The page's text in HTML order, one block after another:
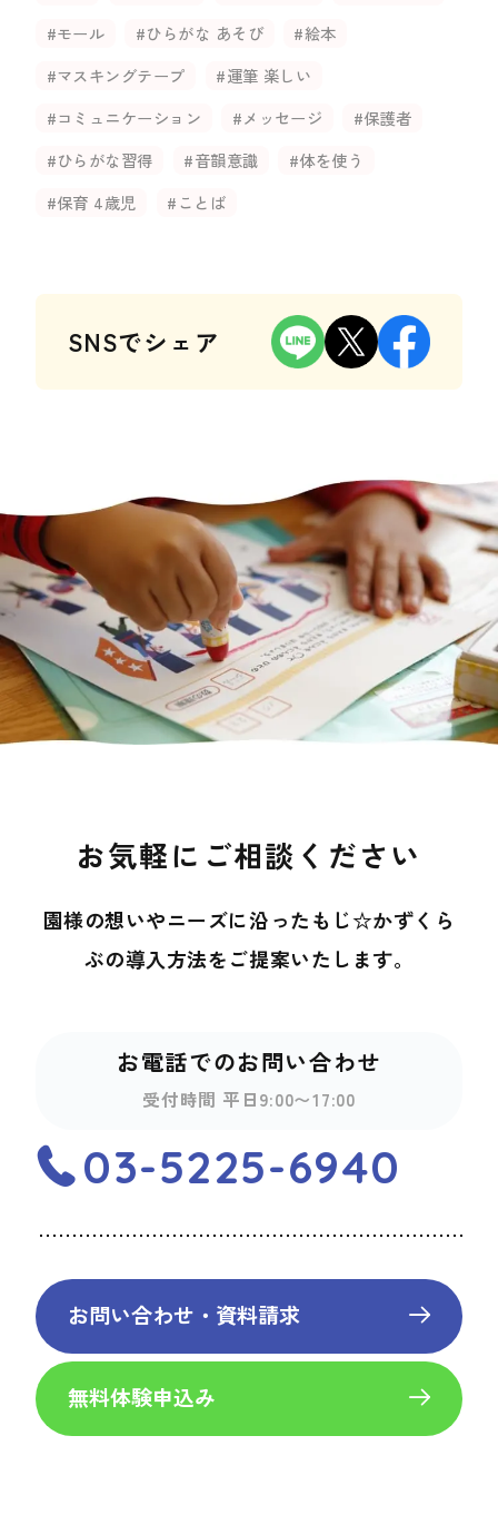
#モール
#ひらがな あそび
#絵本
#マスキングテープ
#運筆 楽しい
#コミュニケーション
#メッセージ
#保護者
#ひらがな習得
#音韻意識
#体を使う
#保育 4歳児
#ことば
SNSでシェア
お気軽にご相談ください
園様の想いやニーズに沿ったもじ☆かずくら
ぶの導入方法をご提案いたします。
お電話でのお問い合わせ
受付時間 平日9:00〜17:00
03-5225-6940
お問い合わせ・資料請求
無料体験申込み